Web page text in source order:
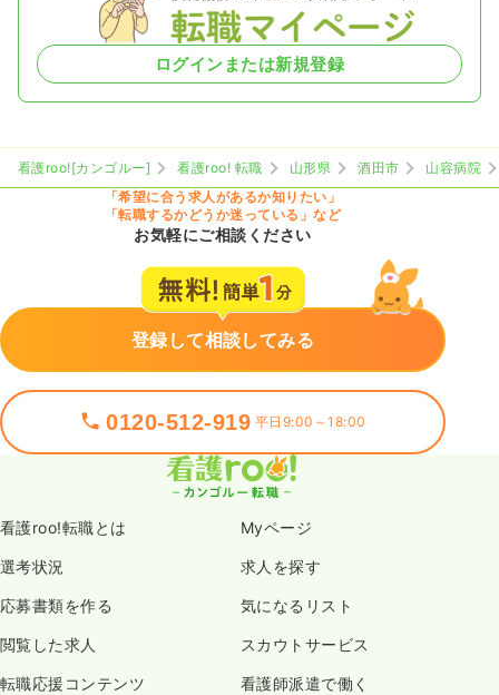
ログインまたは新規登録
看護roo![カンゴルー] 看護roo! 転職 山形県 酒田市
山容病院
「希望に合う求人があるか知りたい」
「転職するかどうか迷っている」など
お気軽にご相談ください
登録して相談してみる
0120-512-919 平日9:00～18:00
看護roo!転職とは Myページ
選考状況 求人を探す
応募書類を作る 気になるリスト
閲覧した求人 スカウトサービス
転職応援コンテンツ 看護師派遣で働く